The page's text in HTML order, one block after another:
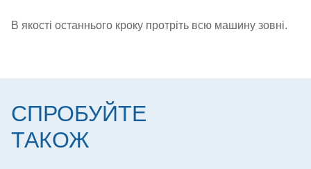
В якості останнього кроку протріть всю машину зовні.
СПРОБУЙТЕ
ТАКОЖ